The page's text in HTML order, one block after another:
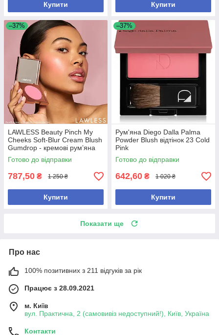
Купити Купити
–37%
LAWLESS Beauty Pinch My
Cheeks Soft-Blur Cream Blush
Gumdrop - кремові румʼяна
для щік і губ
Готово до відправки
787,50 ₴ 1 250 ₴
Купити
–37%
Рум'яна Diego Dalla Palma
Powder Blush відтінок 23 Cold
Pink
Готово до відправки
642,60 ₴ 1 020 ₴
Купити
Показати ще
Про нас
100% позитивних з 211 відгуків за рік
Працює з 28.09.2021
м. Київ
вул. Практична, 2 (самовивіз недоступний!), Київ, Україна
Контакти